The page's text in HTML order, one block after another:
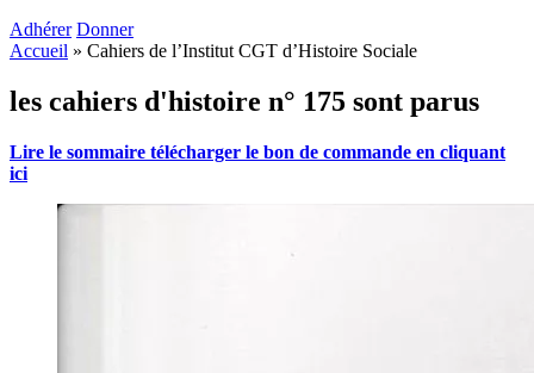
Adhérer Donner
Accueil » Cahiers de l’Institut CGT d’Histoire Sociale
les cahiers d'histoire n° 175 sont parus
Lire le sommaire télécharger le bon de commande en cliquant
ici